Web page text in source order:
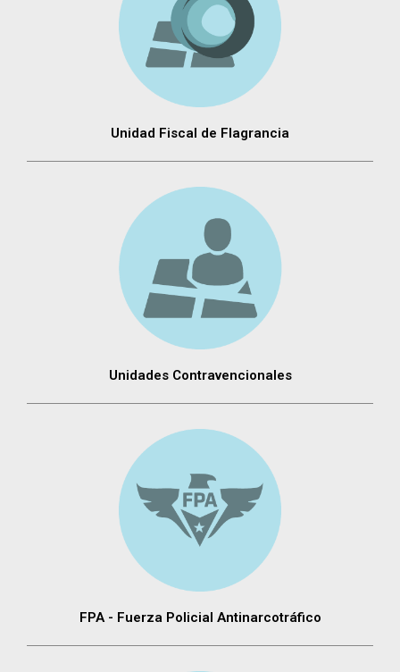
Unidad Fiscal de Flagrancia
Unidades Contravencionales
FPA - Fuerza Policial Antinarcotráfico